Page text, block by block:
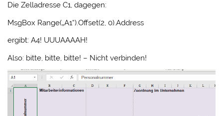
Die Zelladresse C1, dagegen:
MsgBox Range(„A1“).Offset(2, 0).Address
ergibt: A4! UUUAAAAH!
Also: bitte, bitte, bitte! – Nicht verbinden!